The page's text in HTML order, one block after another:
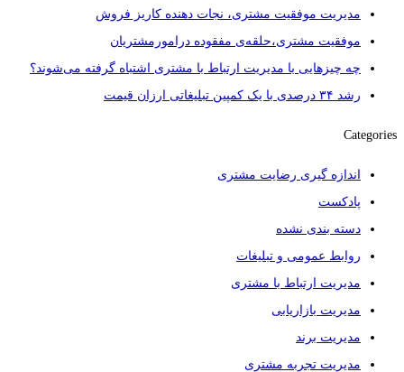
مدیریت موفقیت مشتری، نجات دهنده کاریز فروش
موفقیت مشتری،حلقه‌ی مفقوده درامورمشتریان
چه چیزهایی با مدیریت ارتباط با مشتری اشتباه گرفته می‌شوند؟
رشد ۳۴ درصدی با یک کمپین تبلیغاتی ارزان قیمت
Categories
اندازه گیری رضایت مشتری
پادکست
دسته بندی نشده
روابط عمومی و تبلیغات
مدیریت ارتباط با مشتری
مدیریت بازاریابی
مدیریت برند
مدیریت تجربه مشتری